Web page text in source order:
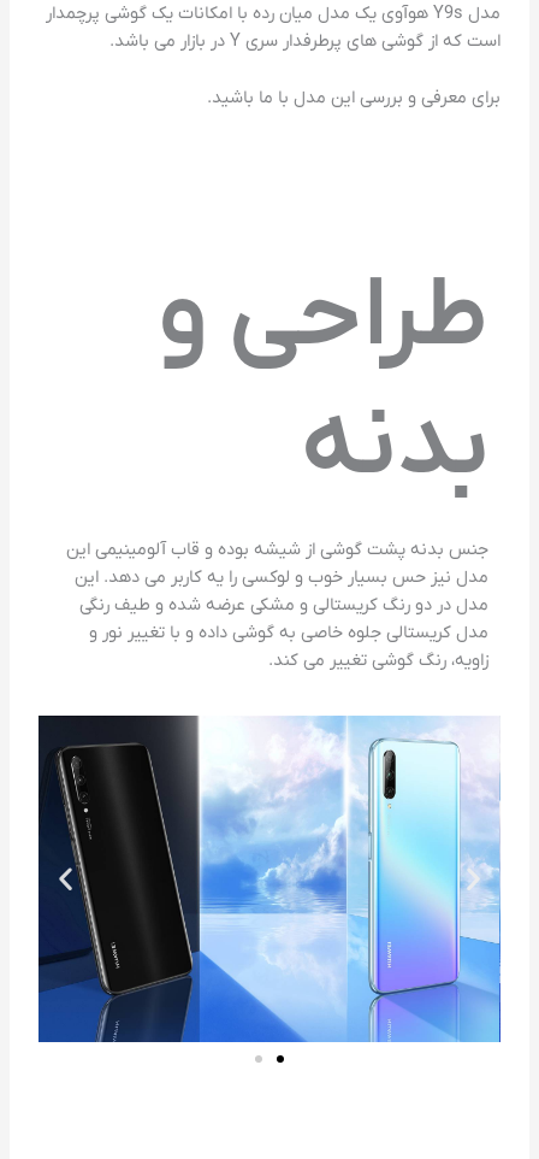
مدل Y9s هوآوی یک مدل میان رده با امکانات یک گوشی پرچمدار
است که از گوشی های پرطرفدار سری Y در بازار می باشد.
برای معرفی و بررسی این مدل با ما باشید.
طراحی و
بدنه
جنس بدنه پشت گوشی از شیشه بوده و قاب آلومینیمی این
مدل نیز حس بسیار خوب و لوکسی را یه کاربر می دهد. این
مدل در دو رنگ کریستالی و مشکی عرضه شده و طیف رنگی
مدل کریستالی جلوه خاصی به گوشی داده و با تغییر نور و
زاویه، رنگ گوشی تغییر می کند.